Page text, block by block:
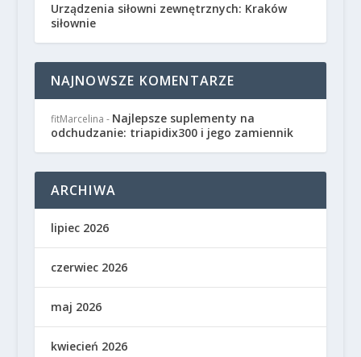
Urządzenia siłowni zewnętrznych: Kraków
siłownie
NAJNOWSZE KOMENTARZE
fitMarcelina - Najlepsze suplementy na
odchudzanie: triapidix300 i jego zamiennik
ARCHIWA
lipiec 2026
czerwiec 2026
maj 2026
kwiecień 2026